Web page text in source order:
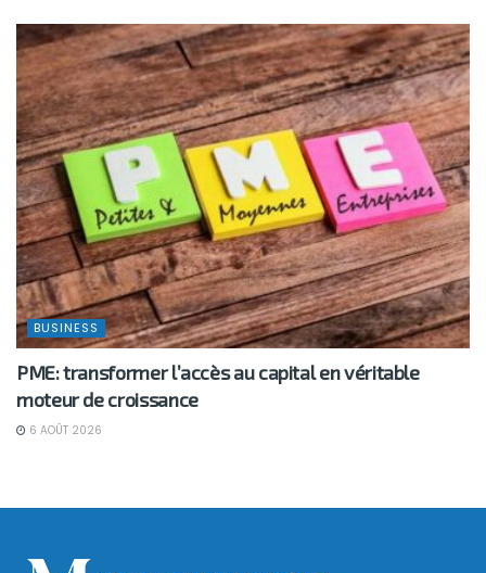
BUSINESS
PME: transformer l’accès au capital en véritable
moteur de croissance
6 AOÛT 2026